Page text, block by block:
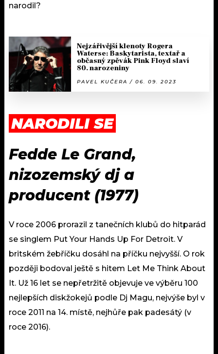
narodil?
Nejzářivější klenoty Rogera
Waterse: Baskytarista, textař a
občasný zpěvák Pink Floyd slaví
80. narozeniny
PAVEL KUČERA / 06. 09. 2023
NARODILI SE
Fedde Le Grand,
nizozemský dj a
producent (1977)
V roce 2006 prorazil z tanečních klubů do hitparád
se singlem Put Your Hands Up For Detroit. V
britském žebříčku dosáhl na příčku nejvyšší. O rok
později bodoval ještě s hitem Let Me Think About
It. Už 16 let se nepřetržitě objevuje ve výběru 100
nejlepších diskžokejů podle Dj Magu, nejvýše byl v
roce 2011 na 14. místě, nejhůře pak padesátý (v
roce 2016).